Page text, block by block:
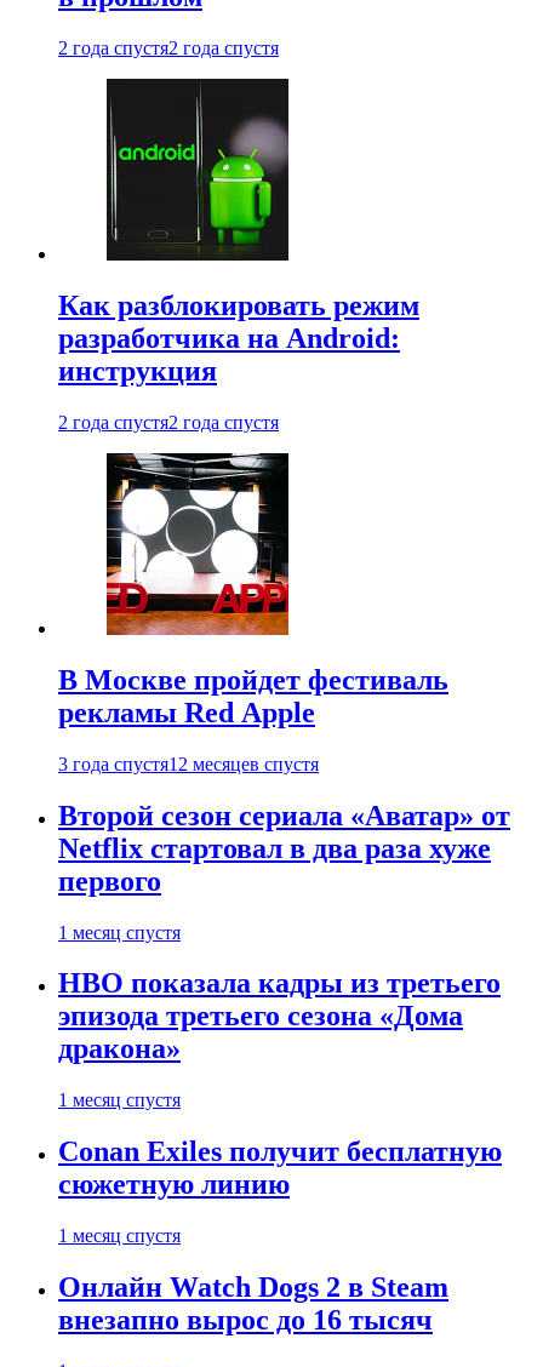
2 года спустя2 года спустя
Как разблокировать режим
разработчика на Android:
инструкция
2 года спустя2 года спустя
В Москве пройдет фестиваль
рекламы Red Apple
3 года спустя12 месяцев спустя
Второй сезон сериала «Аватар» от
Netflix стартовал в два раза хуже
первого
1 месяц спустя
HBO показала кадры из третьего
эпизода третьего сезона «Дома
дракона»
1 месяц спустя
Conan Exiles получит бесплатную
сюжетную линию
1 месяц спустя
Онлайн Watch Dogs 2 в Steam
внезапно вырос до 16 тысяч